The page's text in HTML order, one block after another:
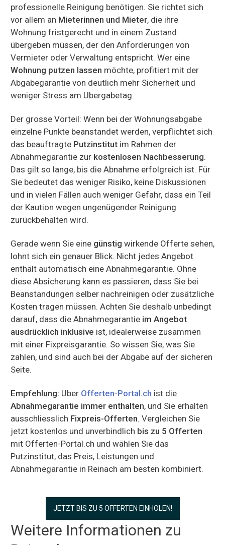
professionelle Reinigung benötigen. Sie richtet sich
vor allem an Mieterinnen und Mieter, die ihre
Wohnung fristgerecht und in einem Zustand
übergeben müssen, der den Anforderungen von
Vermieter oder Verwaltung entspricht. Wer eine
Wohnung putzen lassen möchte, profitiert mit der
Abgabegarantie von deutlich mehr Sicherheit und
weniger Stress am Übergabetag.
Der grosse Vorteil: Wenn bei der Wohnungsabgabe
einzelne Punkte beanstandet werden, verpflichtet sich
das beauftragte Putzinstitut im Rahmen der
Abnahmegarantie zur kostenlosen Nachbesserung.
Das gilt so lange, bis die Abnahme erfolgreich ist. Für
Sie bedeutet das weniger Risiko, keine Diskussionen
und in vielen Fällen auch weniger Gefahr, dass ein Teil
der Kaution wegen ungenügender Reinigung
zurückbehalten wird.
Gerade wenn Sie eine günstig wirkende Offerte sehen,
lohnt sich ein genauer Blick. Nicht jedes Angebot
enthält automatisch eine Abnahmegarantie. Ohne
diese Absicherung kann es passieren, dass Sie bei
Beanstandungen selber nachreinigen oder zusätzliche
Kosten tragen müssen. Achten Sie deshalb unbedingt
darauf, dass die Abnahmegarantie im Angebot
ausdrücklich inklusive ist, idealerweise zusammen
mit einer Fixpreisgarantie. So wissen Sie, was Sie
zahlen, und sind auch bei der Abgabe auf der sicheren
Seite.
Empfehlung: Über Offerten-Portal.ch ist die
Abnahmegarantie immer enthalten, und Sie erhalten
ausschliesslich Fixpreis-Offerten. Vergleichen Sie
jetzt kostenlos und unverbindlich bis zu 5 Offerten
mit Offerten-Portal.ch und wählen Sie das
Putzinstitut, das Preis, Leistungen und
Abnahmegarantie in Reinach am besten kombiniert.
JETZT BIS ZU 5 OFFERTEN EINHOLEN!
Weitere Informationen zu